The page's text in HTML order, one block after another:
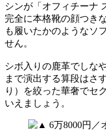
シンが「オフィチーナ
完全に本格靴の顔つき
も履いたかのようなソ
せん。
シボ入りの鹿革でしな
まで演出する算段はさ
り）を絞った華奢でセ
いえましょう。